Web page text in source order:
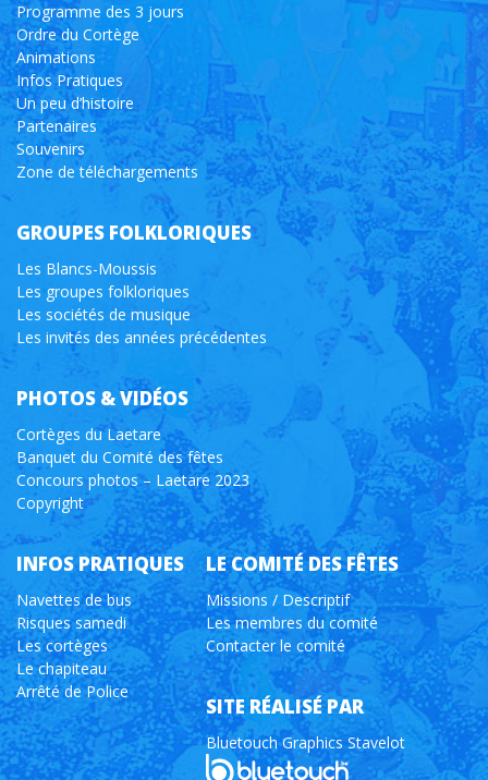
Programme des 3 jours
Ordre du Cortège
Animations
Infos Pratiques
Un peu d’histoire
Partenaires
Souvenirs
Zone de téléchargements
GROUPES FOLKLORIQUES
Les Blancs-Moussis
Les groupes folkloriques
Les sociétés de musique
Les invités des années précédentes
PHOTOS & VIDÉOS
Cortèges du Laetare
Banquet du Comité des fêtes
Concours photos – Laetare 2023
Copyright
INFOS PRATIQUES
Navettes de bus
Risques samedi
Les cortèges
Le chapiteau
Arrêté de Police
LE COMITÉ DES FÊTES
Missions / Descriptif
Les membres du comité
Contacter le comité
SITE RÉALISÉ PAR
Bluetouch Graphics Stavelot